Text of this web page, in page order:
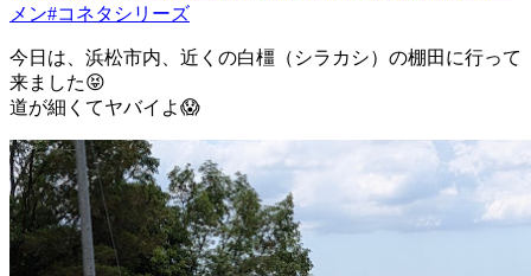
メン#コネタシリーズ
今日は、浜松市内、近くの白橿（シラカシ）の棚田に行って
来ました😝
道が細くてヤバイよ😱